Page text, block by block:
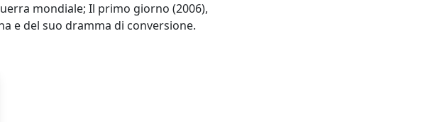
mondiale; Il primo giorno (2006),
e del suo dramma di conversione.